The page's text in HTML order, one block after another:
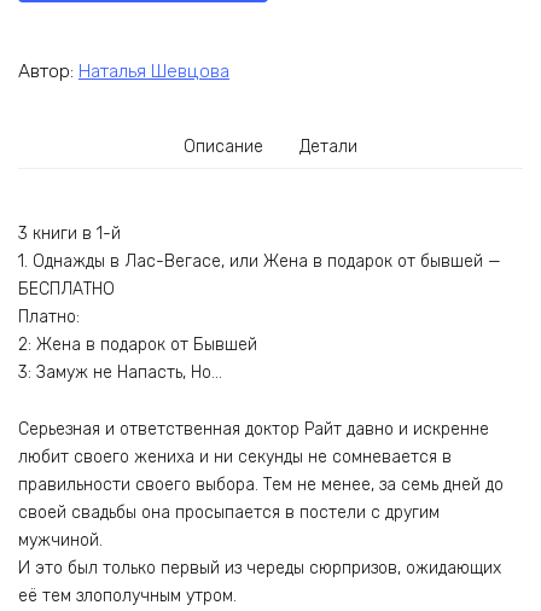
Автор: Наталья Шевцова
Описание Детали
3 книги в 1-й
1. Однажды в Лас-Вегасе, или Жена в подарок от бывшей —
БЕСПЛАТНО
Платно:
2: Жена в подарок от Бывшей
3: Замуж не Напасть, Но…
Серьезная и ответственная доктор Райт давно и искренне
любит своего жениха и ни секунды не сомневается в
правильности своего выбора. Тем не менее, за семь дней до
своей свадьбы она просыпается в постели с другим
мужчиной.
И это был только первый из череды сюрпризов, ожидающих
её тем злополучным утром.